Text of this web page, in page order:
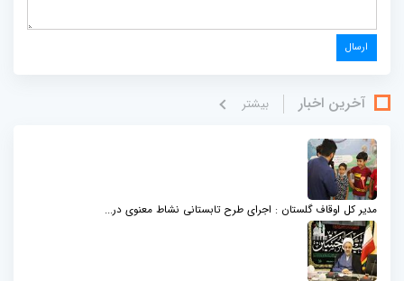
آخرین اخبار بيشتر
مدیر کل اوقاف گلستان : اجرای طرح تابستانی نشاط معنوی در...